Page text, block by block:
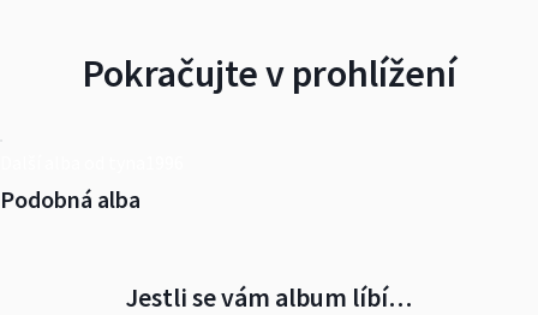
Pokračujte v prohlížení
Podobná alba
Jestli se vám album líbí…